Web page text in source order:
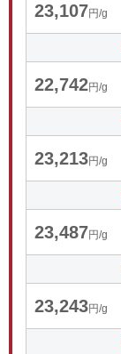
23,107円/g
22,742円/g
23,213円/g
23,487円/g
23,243円/g